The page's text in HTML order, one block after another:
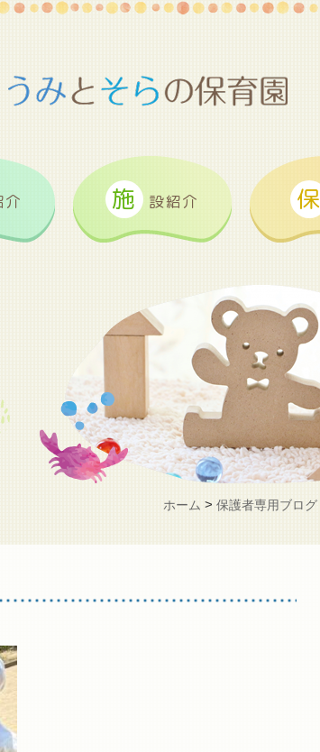
介 施 設紹介 保
ホーム > 保護者専用ブログ